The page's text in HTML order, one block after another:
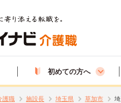
初めての方へ
護職 施設長 埼玉県 草加市